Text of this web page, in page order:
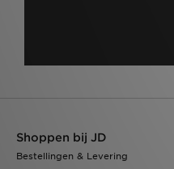
Shoppen bij JD
Bestellingen & Levering